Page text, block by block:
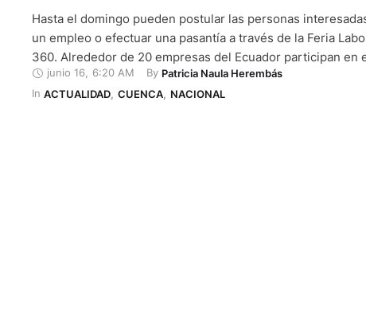
Hasta el domingo pueden postular las personas
un empleo o efectuar una pasantía a través de la Feria
360. Alrededor de 20 empresas del Ecuador participan en
entre ellas, Nestlé, Fadesa, DHL, Netlife, Omnilife,
World. A través de las redes sociales, los organizadores
junio 16 6:20 AM By Patricia Naula Herembás
In ACTUALIDAD, CUENCA, NACIONAL